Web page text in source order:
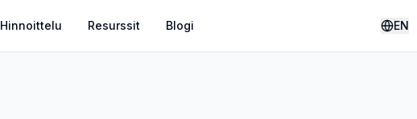
Hinnoittelu Resurssit Blogi EN